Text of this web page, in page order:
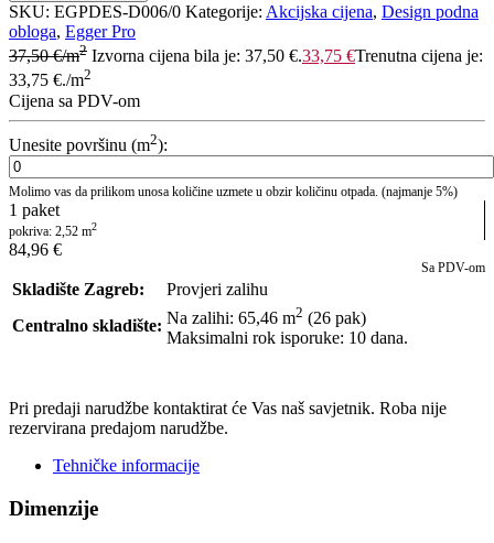
SKU: EGPDES-D006/0 Kategorije: Akcijska cijena, Design podna
obloga, Egger Pro
37,50€/m2 Izvorna cijena bila je: 37,50 €.33,75 €Trenutna cijena je:
33,75 €./m2
Cijena sa PDV-om
Unesite površinu (m2):
Molimo vas da prilikom unosa količine uzmete u obzir količinu otpada. (najmanje 5%)
1 paket
pokriva: 2,52 m2
84,96 €
Sa PDV-om
Skladište Zagreb:
Provjeri zalihu
Centralno skladište: Na zalihi: 65,46 m2 (26 pak)
Maksimalni rok isporuke: 10 dana.
Pri predaji narudžbe kontaktirat će Vas naš savjetnik. Roba nije
rezervirana predajom narudžbe.
Tehničke informacije
Dimenzije